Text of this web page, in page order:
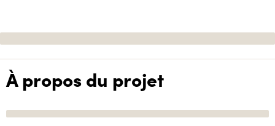
À propos du projet